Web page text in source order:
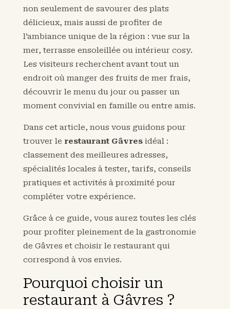
non seulement de savourer des plats
délicieux, mais aussi de profiter de
l’ambiance unique de la région : vue sur la
mer, terrasse ensoleillée ou intérieur cosy.
Les visiteurs recherchent avant tout un
endroit où manger des fruits de mer frais,
découvrir le menu du jour ou passer un
moment convivial en famille ou entre amis.
Dans cet article, nous vous guidons pour
trouver le restaurant Gâvresidéal :
classement des meilleures adresses,
spécialités locales à tester, tarifs, conseils
pratiques et activités à proximité pour
compléter votre expérience.
Grâce à ce guide, vous aurez toutes les clés
pour profiter pleinement de la gastronomie
de Gâvres et choisir le restaurant qui
correspond à vos envies.
Pourquoi choisir un
restaurant à Gâvres ?